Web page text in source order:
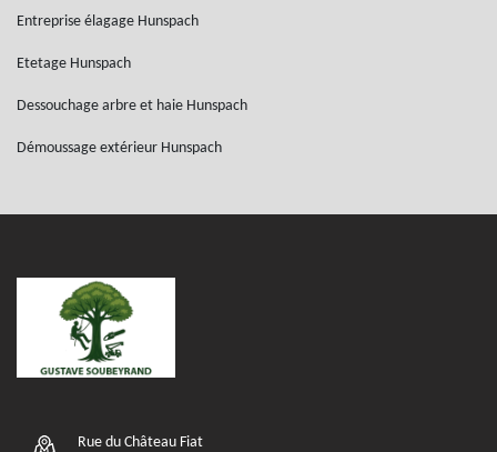
Entreprise élagage Hunspach
Etetage Hunspach
Dessouchage arbre et haie Hunspach
Démoussage extérieur Hunspach
Rue du Château Fiat